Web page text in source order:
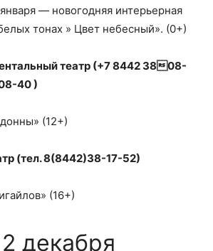
— новогодняя интерьерная
тонах » Цвет небесный». (0+)
театр (+7 8442 3808-
40 )
(12+)
(тел. 8(8442)38-17-52)
(16+)
декабря